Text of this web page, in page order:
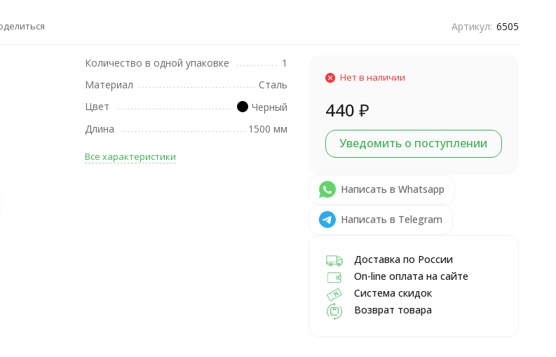
Артикул: 6505
Количество в одной упаковке
1
Материал
Сталь
Цвет
Черный
Длина
1500 мм
Все характеристики
Нет в наличии
440 ₽
Уведомить о поступлении
Написать в Whatsapp
Написать в Telegram
Доставка по России
On-line оплата на сайте
Система скидок
Возврат товара